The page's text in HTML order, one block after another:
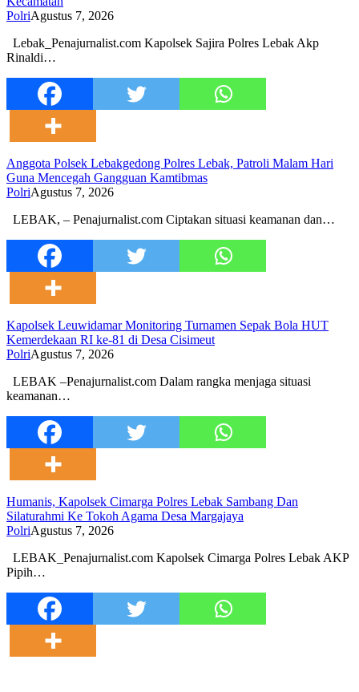
PolriAgustus 7, 2026
Lebak_Penajurnalist.com Kapolsek Sajira Polres Lebak Akp
Rinaldi…
Anggota Polsek Lebakgedong Polres Lebak, Patroli Malam Hari
Guna Mencegah Gangguan Kamtibmas
PolriAgustus 7, 2026
LEBAK, – Penajurnalist.com Ciptakan situasi keamanan dan…
Kapolsek Leuwidamar Monitoring Turnamen Sepak Bola HUT
Kemerdekaan RI ke-81 di Desa Cisimeut
PolriAgustus 7, 2026
LEBAK –Penajurnalist.com Dalam rangka menjaga situasi
keamanan…
Humanis, Kapolsek Cimarga Polres Lebak Sambang Dan
Silaturahmi Ke Tokoh Agama Desa Margajaya
PolriAgustus 7, 2026
LEBAK_Penajurnalist.com Kapolsek Cimarga Polres Lebak AKP
Pipih…